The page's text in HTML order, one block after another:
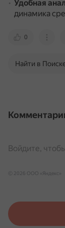
Удобная
динамика
0
Найти в
Войдите,
© 2026 ООО «Яндекс»